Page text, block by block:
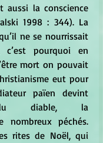
aussi la conscience
1998 : 344). La
ne se nourrissait
c’est pourquoi en
mort on pouvait
eut pour
païen devint
du diable, la
nombreux péchés.
rites de Noël, qui